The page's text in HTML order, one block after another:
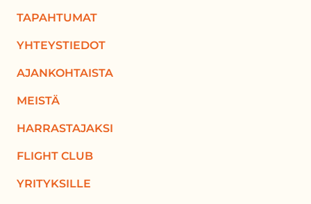
TAPAHTUMAT
YHTEYSTIEDOT
AJANKOHTAISTA
MEISTÄ
HARRASTAJAKSI
FLIGHT CLUB
YRITYKSILLE